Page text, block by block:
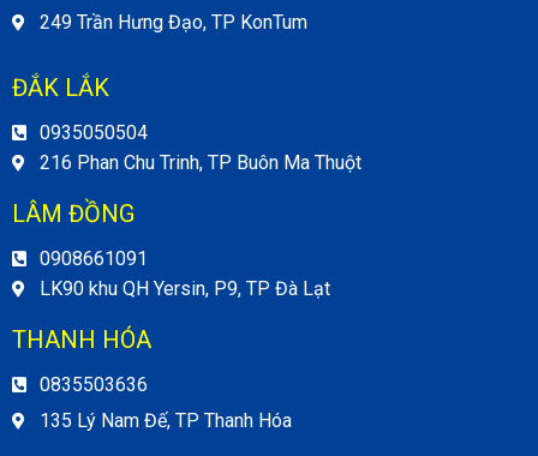
249 Trần Hưng Đạo, TP KonTum
ĐẮK LẮK
0935050504
216 Phan Chu Trinh, TP Buôn Ma Thuột
LÂM ĐỒNG
0908661091
LK90 khu QH Yersin, P9, TP Đà Lạt
THANH HÓA
0835503636
135 Lý Nam Đế, TP Thanh Hóa